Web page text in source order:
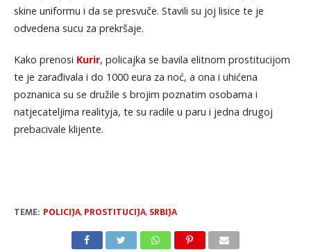
skine uniformu i da se presvuče. Stavili su joj lisice te je
odvedena sucu za prekršaje.
Kako prenosi Kurir, policajka se bavila elitnom prostitucijom
te je zarađivala i do 1000 eura za noć, a ona i uhićena
poznanica su se družile s brojim poznatim osobama i
natjecateljima realityja, te su radile u paru i jedna drugoj
prebacivale klijente.
TEME: POLICIJA, PROSTITUCIJA, SRBIJA